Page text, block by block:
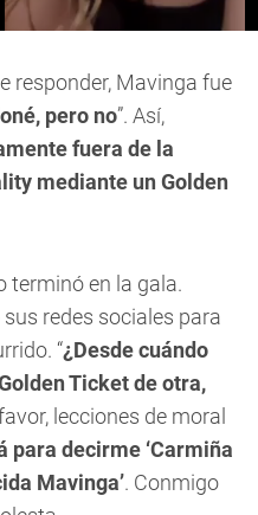
responder, Mavinga fue
pero no”. Así,
fuera de la
mediante un Golden
terminó en la gala.
redes sociales para
“¿Desde cuándo
Ticket de otra,
lecciones de moral
para decirme ‘Carmiña
Mavinga’. Conmigo